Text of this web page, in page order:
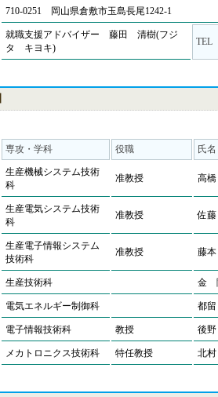
710-0251 岡山県倉敷市玉島長尾1242-1
就職支援アドバイザー 藤田 清樹(フジ
タ キヨキ)
TEL
専攻・学科 役職 氏名
生産機械システム技術
科
准教授 高
生産電気システム技術
科
准教授 佐
生産電子情報システム
技術科
准教授 藤
生産技術科 金
電気エネルギー制御科 都
電子情報技術科 教授 後
メカトロニクス技術科 特任教授 北